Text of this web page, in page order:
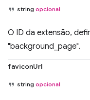
string opcional
O ID da extensão,
"background_page".
faviconUrl
string opcional